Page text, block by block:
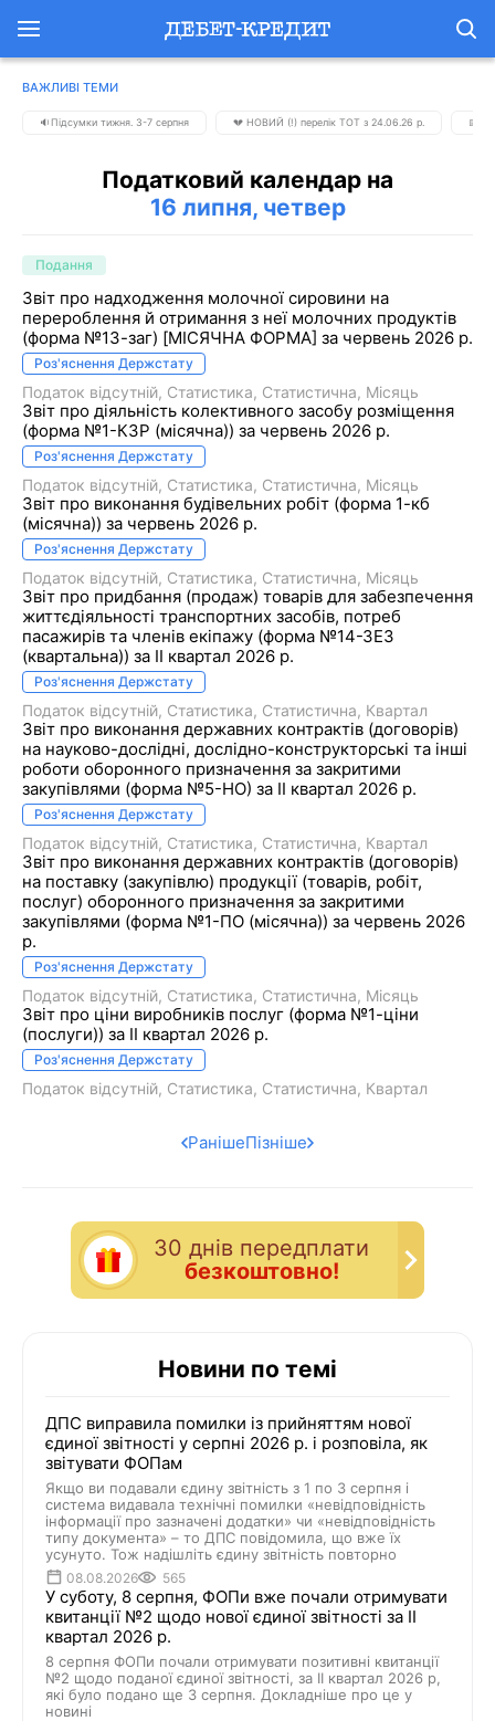
ВАЖЛИВІ ТЕМИ
🔉Підсумки тижня. 3-7 серпня 💔 НОВИЙ (!) перелік ТОТ з 24.06.26 р. 📅
Податковий календар на
16 липня, четвер
Подання
Звіт про надходження молочної сировини на
перероблення й отримання з неї молочних продуктів
(форма №13-заг) [МІСЯЧНА ФОРМА] за червень 2026 р.
Роз'яснення Держстату
Податок відсутній Статистика Статистична Місяць
Звіт про діяльність колективного засобу розміщення
(форма №1-КЗР (місячна)) за червень 2026 р.
Роз'яснення Держстату
Податок відсутній Статистика Статистична Місяць
Звіт про виконання будівельних робіт (форма 1-кб
(місячна)) за червень 2026 р.
Роз'яснення Держстату
Податок відсутній Статистика Статистична Місяць
Звіт про придбання (продаж) товарів для забезпечення
життєдіяльності транспортних засобів, потреб
пасажирів та членів екіпажу (форма №14-ЗЕЗ
(квартальна)) за II квартал 2026 р.
Роз'яснення Держстату
Податок відсутній Статистика Статистична Квартал
Звіт про виконання державних контрактів (договорів)
на науково-дослідні, дослідно-конструкторські та інші
роботи оборонного призначення за закритими
закупівлями (форма №5-НО) за II квартал 2026 р.
Роз'яснення Держстату
Податок відсутній Статистика Статистична Квартал
Звіт про виконання державних контрактів (договорів)
на поставку (закупівлю) продукції (товарів, робіт,
послуг) оборонного призначення за закритими
закупівлями (форма №1-ПО (місячна)) за червень 2026
р.
Роз'яснення Держстату
Податок відсутній Статистика Статистична Місяць
Звіт про ціни виробників послуг (форма №1-ціни
(послуги)) за II квартал 2026 р.
Роз'яснення Держстату
Податок відсутній Статистика Статистична Квартал
РанішеПізніше
30 днiв передплати
безкоштовно!
Новини по темі
ДПС виправила помилки із прийняттям нової
єдиної звітності у серпні 2026 р. і розповіла, як
звітувати ФОПам
Якщо ви подавали єдину звітність з 1 по 3 серпня і
система видавала технічні помилки «невідповідність
інформації про зазначені додатки» чи «невідповідність
типу документа» – то ДПС повідомила, що вже їх
усунуто. Тож надішліть єдину звітність повторно
08.08.2026 565
У суботу, 8 серпня, ФОПи вже почали отримувати
квитанції №2 щодо нової єдиної звітності за ІІ
квартал 2026 р.
8 серпня ФОПи почали отримувати позитивні квитанції
№2 щодо поданої єдиної звітності, за ІІ квартал 2026 р,
які було подано ще 3 серпня. Докладніше про це у
новині